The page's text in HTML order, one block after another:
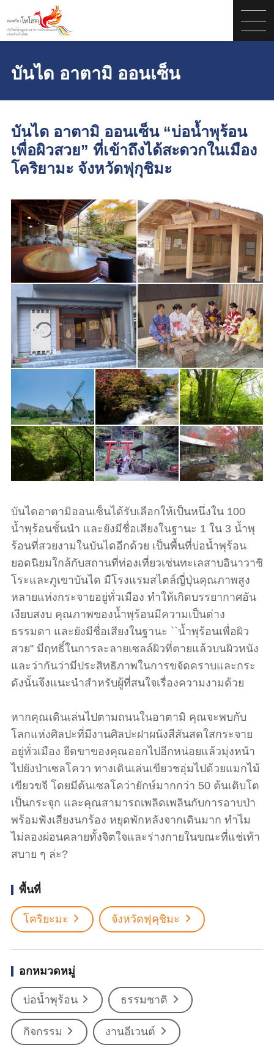
บันได อาตามิ ออนเซ็น
บันได อาตามิ ออนเซ็น “บ่อน้ำพุร้อน
เพื่อผิวสวย” ที่เข้าถึงได้สะดวกในเมือง
โคริยามะ จังหวัดฟุกุชิมะ
บันไดอาตามิออนเซ็นได้รับเลือกให้เป็นหนึ่งใน 100
น้ำพุร้อนชั้นนำ และยังมีชื่อเสียงในฐานะ 1 ใน 3 น้ำพุ
ร้อนที่สวยงามในบันไดอีกด้วย เป็นพื้นที่บ่อน้ำพุร้อน
ยอดนิยมใกล้กับสถานที่ท่องเที่ยวเช่นทะเลสาบอินาวาชิ
โระและภูเขาบันได มีโรงแรมสไตล์ญี่ปุ่นคุณภาพสูง
หลายแห่งกระจายอยู่ทั่วเมือง ทำให้เกิดบรรยากาศอัน
เงียบสงบ คุณภาพของน้ำพุร้อนมีความเป็นด่าง
ธรรมดา และยังมีชื่อเสียงในฐานะ ``น้ำพุร้อนเพื่อผิว
สวย'' มีฤทธิ์ในการละลายเซลล์ผิวที่ตายแล้วบนผิวหนัง
และว่ากันว่ามีประสิทธิภาพในการขจัดคราบและกระ
ดังนั้นจึงแนะนำสำหรับผู้ที่สนใจเรื่องความงามด้วย
หากคุณเดินเล่นไปตามถนนในอาตามิ คุณจะพบกับ
โลกแห่งศิลปะที่มีงานศิลปะฝาผนังสีสันสดใสกระจาย
อยู่ทั่วเมือง ยืดขาของคุณออกไปอีกหน่อยแล้วมุ่งหน้า
ไปยังป่าเซลโควา ทางเดินเล่นเขียวชอุ่มไปด้วยแมกไม้
เขียวขจี โดยมีต้นเซลโคว่ายักษ์มากกว่า 50 ต้นเติบโต
เป็นกระจุก และคุณสามารถเพลิดเพลินกับการอาบป่า
พร้อมฟังเสียงนกร้อง หยุดพักหลังจากเดินมาก ทำไม
ไม่ลองผ่อนคลายทั้งจิตใจและร่างกายในขณะที่แช่เท้า
สบาย ๆ ล่ะ?
พื้นที่
โคริยะมะ จังหวัดฟุคุชิมะ
อกหมวดหมู่
บ่อน้ำพุร้อน ธรรมชาติ
กิจกรรม งานอีเวนต์